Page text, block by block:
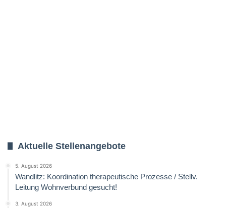
Aktuelle Stellenangebote
5. August 2026
Wandlitz: Koordination therapeutische Prozesse / Stellv.
Leitung Wohnverbund gesucht!
3. August 2026